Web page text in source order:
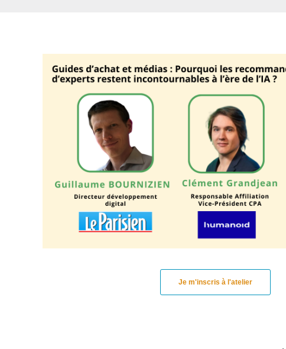
Je m'inscris à l'atelier